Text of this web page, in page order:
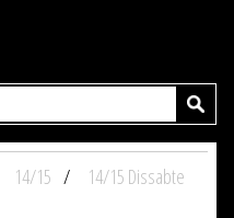
14/15
14/15 Dissabte